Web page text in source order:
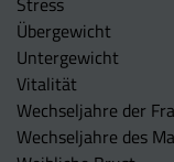
Übergewicht
Untergewicht
Vitalität
Wechseljahre der
Wechseljahre des